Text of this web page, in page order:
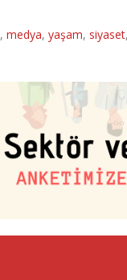
, medya, yaşam, siyaset,